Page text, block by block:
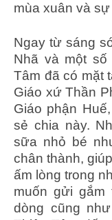
mùa xuân và
Ngay từ sáng
Nhã và một số
Tâm đã có mặt
Giáo xứ Thần
Giáo phận
sẻ chia này.
sữa nhỏ bé
chân thành,
ấm lòng trong
muốn gửi gắm
dòng cũng